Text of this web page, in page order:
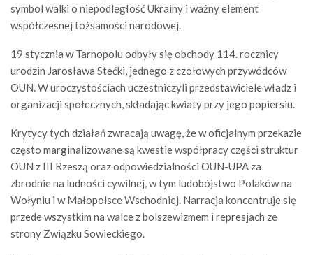
symbol walki o niepodległość Ukrainy i ważny element
współczesnej tożsamości narodowej.
19 stycznia w Tarnopolu odbyły się obchody 114. rocznicy
urodzin Jarosława Stećki, jednego z czołowych przywódców
OUN. W uroczystościach uczestniczyli przedstawiciele władz i
organizacji społecznych, składając kwiaty przy jego popiersiu.
Krytycy tych działań zwracają uwagę, że w oficjalnym przekazie
często marginalizowane są kwestie współpracy części struktur
OUN z III Rzeszą oraz odpowiedzialności OUN-UPA za
zbrodnie na ludności cywilnej, w tym ludobójstwo Polaków na
Wołyniu i w Małopolsce Wschodniej. Narracja koncentruje się
przede wszystkim na walce z bolszewizmem i represjach ze
strony Związku Sowieckiego.